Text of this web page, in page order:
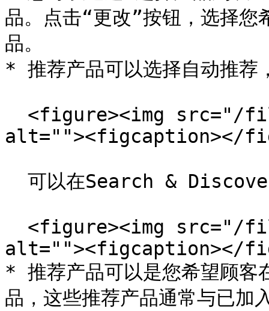
品。点击“更改”按钮，选择您
品。
* 推荐产品可以选择自动推荐
alt=""><figcaption></
alt=""><figcaption></
* 推荐产品可以是您希望顾客
品，这些推荐产品通常与已加